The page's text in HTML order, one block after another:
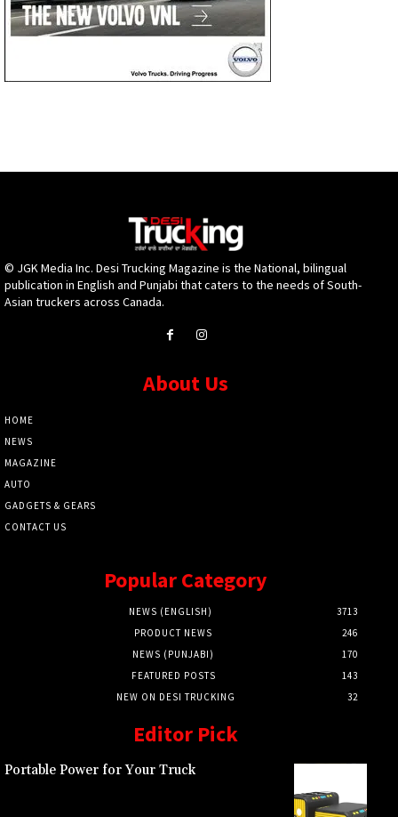
© JGK Media Inc. Desi Trucking Magazine is the National, bilingual
publication in English and Punjabi that caters to the needs of South-
Asian truckers across Canada.
About Us
HOME
NEWS
MAGAZINE
AUTO
GADGETS & GEARS
CONTACT US
Popular Category
NEWS (ENGLISH)
3713
PRODUCT NEWS
246
NEWS (PUNJABI)
170
FEATURED POSTS
143
NEW ON DESI TRUCKING
32
Editor Pick
Portable Power for Your Truck